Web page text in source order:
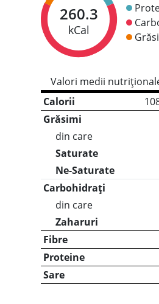
260.3
kCal
Valori medii
Calorii
Grăsimi
din care
Saturate
Ne-Saturate
Carbohidrați
din care
Zaharuri
Fibre
Proteine
Sare